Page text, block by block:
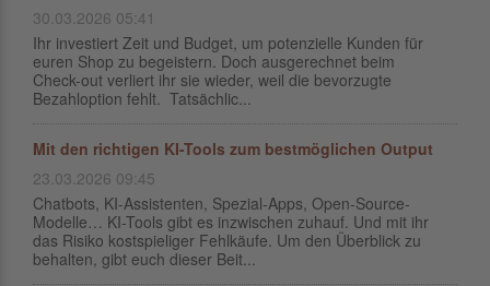
30.03.2026 05:41
Ihr investiert Zeit und Budget, um potenzielle Kunden für
euren Shop zu begeistern. Doch ausgerechnet beim
Check-out verliert ihr sie wieder, weil die bevorzugte
Bezahloption fehlt. Tatsächlic...
Mit den richtigen KI-Tools zum bestmöglichen Output
23.03.2026 09:45
Chatbots, KI-Assistenten, Spezial-Apps, Open-Source-
Modelle… KI-Tools gibt es inzwischen zuhauf. Und mit ihr
das Risiko kostspieliger Fehlkäufe. Um den Überblick zu
behalten, gibt euch dieser Beit...